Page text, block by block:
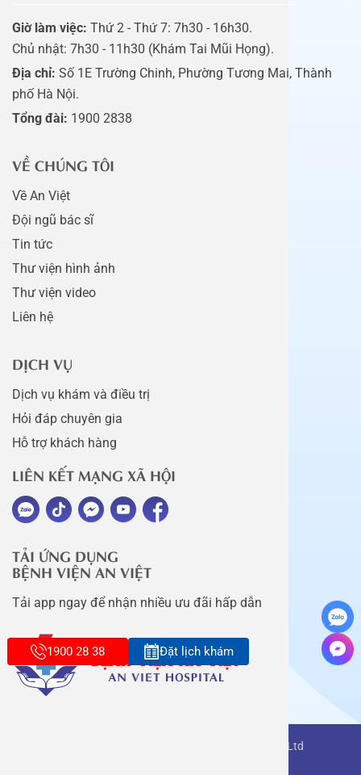
Giờ làm việc: Thứ 2 - Thứ 7: 7h30 - 16h30.
Chủ nhật: 7h30 - 11h30 (Khám Tai Mũi Họng).
Địa chỉ: Số 1E Trường Chinh, Phường Tương Mai, Thành
phố Hà Nội.
Tổng đài: 1900 2838
VỀ CHÚNG TÔI
Về An Việt
Đội ngũ bác sĩ
Tin tức
Thư viện hình ảnh
Thư viện video
Liên hệ
DỊCH VỤ
Dịch vụ khám và điều trị
Hỏi đáp chuyên gia
Hỗ trợ khách hàng
LIÊN KẾT MẠNG XÃ HỘI
TẢI ỨNG DỤNG
BỆNH VIỆN AN VIỆT
Tải app ngay để nhận nhiều ưu đãi hấp dẫn
Copyright belongs to An Viet Thang Long Co., Ltd
1900 28 38 Đặt lịch khám